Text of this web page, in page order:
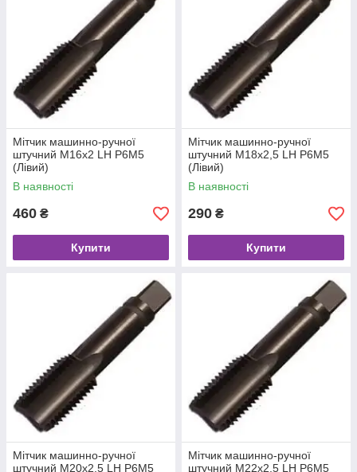
Мітчик машинно-ручної
штучний М16х2 LH Р6М5
(Лівий)
В наявності
460 ₴
Купити
Мітчик машинно-ручної
штучний М18х2,5 LH Р6М5
(Лівий)
В наявності
290 ₴
Купити
Мітчик машинно-ручної
штучний М20х2,5 LH Р6М5
Мітчик машинно-ручної
штучний М22х2,5 LH Р6М5